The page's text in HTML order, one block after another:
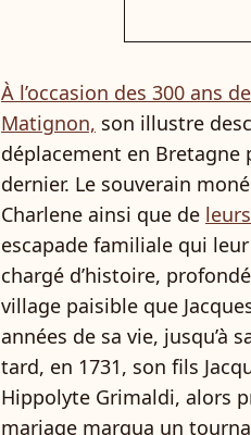
À l’occasion des 300 ans
Matignon, son illustre
déplacement en Bretagne
dernier. Le souverain
Charlene ainsi que de
escapade familiale qui
chargé d’histoire,
village paisible que
années de sa vie, jusqu’à
tard, en 1731, son fils
Hippolyte Grimaldi, alors
mariage marqua un